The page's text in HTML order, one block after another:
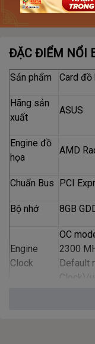
ĐẶC ĐIỂM NỔI
Sản phẩm Card đồ
Hãng sản
xuất
ASUS
Engine đồ
họa
AMD
Chuẩn Bus PCI
Bộ nhớ 8GB
Engine
Clock
OC
2300
Default
Clock)/